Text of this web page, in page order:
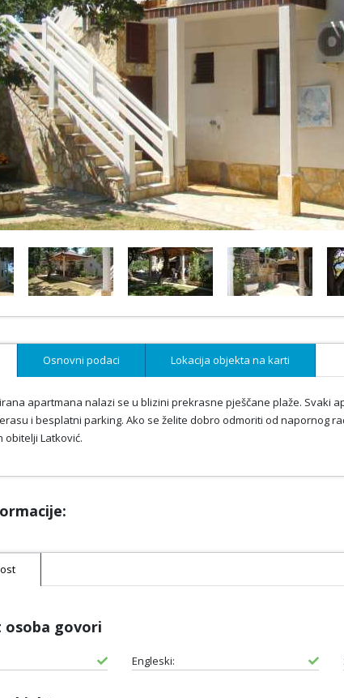
Osnovni podaci Lokacija objekta na karti
apartmana nalazi se u blizini prekrasne pješčane plaže. Svaki
i besplatni parking. Ako se želite dobro odmoriti od napornog
Latković.
govori
Engleski: